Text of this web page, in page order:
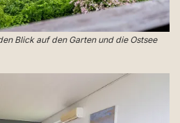
Blick auf den Garten und die Ostsee